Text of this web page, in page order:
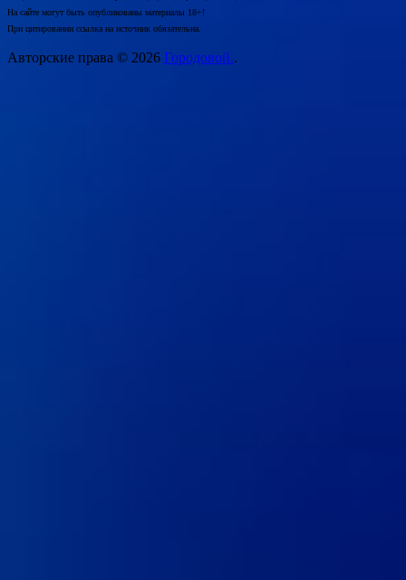
На сайте могут быть опубликованы материалы 18+!
При цитировании ссылка на источник обязательна.
Авторские права © 2026 Городовой..